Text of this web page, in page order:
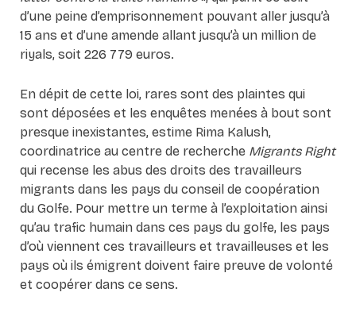
d’une peine d’emprisonnement pouvant aller jusqu’à
15 ans et d’une amende allant jusqu’à un million de
riyals, soit 226 779 euros.
En dépit de cette loi, rares sont des plaintes qui
sont déposées et les enquêtes menées à bout sont
presque inexistantes, estime Rima Kalush,
coordinatrice au centre de recherche Migrants Right
qui recense les abus des droits des travailleurs
migrants dans les pays du conseil de coopération
du Golfe. Pour mettre un terme à l’exploitation ainsi
qu’au trafic humain dans ces pays du golfe, les pays
d’où viennent ces travailleurs et travailleuses et les
pays où ils émigrent doivent faire preuve de volonté
et coopérer dans ce sens.